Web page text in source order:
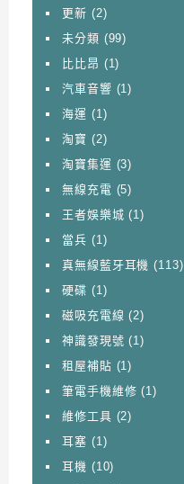
更新 (2)
未分類 (99)
比比昂 (1)
汽車音響 (1)
海運 (1)
淘寶 (2)
淘寶集運 (3)
無線充電 (5)
王者娛樂城 (1)
當兵 (1)
真無線藍牙耳機 (113)
硬碟 (1)
磁吸充電線 (2)
神識發現號 (1)
租屋補貼 (1)
筆電手機維修 (1)
維修工具 (2)
耳塞 (1)
耳機 (10)